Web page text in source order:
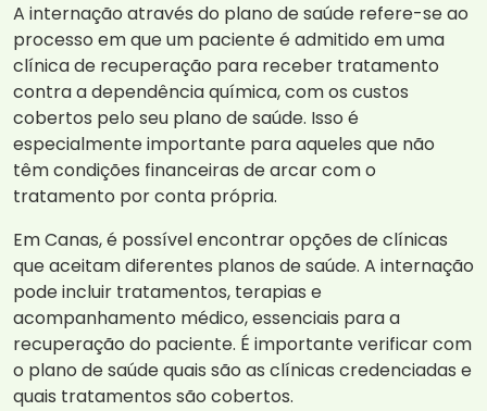
A internação através do plano de saúde refere-se ao
processo em que um paciente é admitido em uma
clínica de recuperação para receber tratamento
contra a dependência química, com os custos
cobertos pelo seu plano de saúde. Isso é
especialmente importante para aqueles que não
têm condições financeiras de arcar com o
tratamento por conta própria.
Em Canas, é possível encontrar opções de clínicas
que aceitam diferentes planos de saúde. A internação
pode incluir tratamentos, terapias e
acompanhamento médico, essenciais para a
recuperação do paciente. É importante verificar com
o plano de saúde quais são as clínicas credenciadas e
quais tratamentos são cobertos.